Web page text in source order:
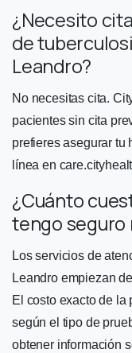
¿Necesito
de
Leandro?
No necesitas cita.
pacientes sin cita
prefieres asegurar tu
línea en
¿Cuánto
tengo seguro
Los servicios de
Leandro empiezan
El costo exacto de
según el tipo de
obtener información